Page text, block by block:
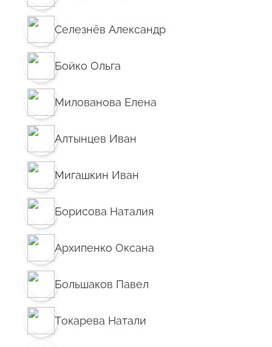
Селезнёв Александр
Бойко Ольга
Милованова Елена
Алтынцев Иван
Мигашкин Иван
Борисова Наталия
Архипенко Оксана
Большаков Павел
Токарева Натали